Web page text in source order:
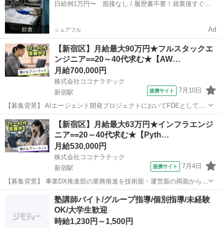
運用支援を行っていただき...日給例1万円〜 面接なし / 履歴書不要！就業後すぐに
シェアフル Ad
【新宿区】月給最大90万円★フルスタックエ
ンジニア==20～40代求む★【AW…
月給700,000円
株式会社ココナラテック
新宿駅
提携サイト 7月10日
【募集背景】 AIエージェント開発プロジェクトにおいてFDEとしてご
活躍いただける方を募集しております。 【作業内容】 顧客課題の発
見・設計を行い、ワークフロー構築およびPoCの高速実装を担当して
いただきます。本番導入まで...
東京 新宿区 新宿駅 エンジニア
【新宿区】月給最大63万円★インフラエンジ
ニア==20～40代求む★【Pyth…
月給530,000円
株式会社ココナラテック
新宿駅
提携サイト 7月4日
【募集背景】 事業DX推進部の業務推進を技術面・運営面の両面から継
続的に支援する体制を構築するための募集です。 【作業内容】 お客様
システムのダッシュボードや業務システムの新規開発や機能改善を行
います。また、運用工程の効率...
新宿区 新宿駅 エンジニア
塾講師バイト/グループ指導/個別指導/未経験
OK/大学生歓迎
時給1,230円～1,500円